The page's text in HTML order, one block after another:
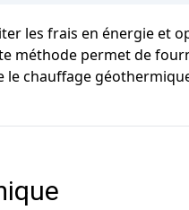
les frais en énergie et
méthode permet de
chauffage